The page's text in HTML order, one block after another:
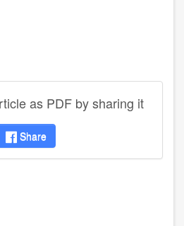
as PDF by sharing it
Share